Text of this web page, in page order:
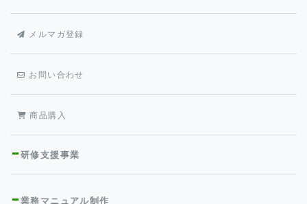
メルマガ登録
お問い合わせ
商品購入
研修支援事業
業務マニュアル制作